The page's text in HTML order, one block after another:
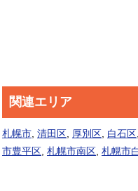
関連エリア
札幌市, 清田区, 厚別区, 白石区,
市豊平区, 札幌市南区, 札幌市